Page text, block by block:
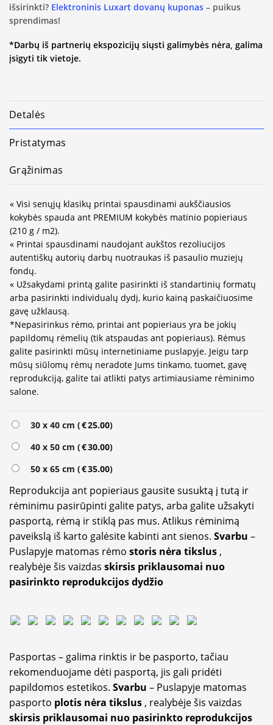
išsirinkti? Elektroninis Luxart dovanų kuponas – puikus
sprendimas!
*Darbų iš partnerių ekspozicijų siųsti galimybės nėra, galima
įsigyti tik vietoje.
Detalės
Pristatymas
Grąžinimas
« Visi senųjų klasikų printai spausdinami aukščiausios
kokybės spauda ant PREMIUM kokybės matinio popieriaus
(210 g / m2).
« Printai spausdinami naudojant aukštos rezoliucijos
autentiškų autorių darbų nuotraukas iš pasaulio muziejų
fondų.
« Užsakydami printą galite pasirinkti iš standartinių formatų
arba pasirinkti individualų dydį, kurio kainą paskaičiuosime
gavę užklausą.
*Nepasirinkus rėmo, printai ant popieriaus yra be jokių
papildomų rėmelių (tik atspaudas ant popieriaus). Rėmus
galite pasirinkti mūsų internetiniame puslapyje. Jeigu tarp
mūsų siūlomų rėmų neradote Jums tinkamo, tuomet, gavę
reprodukciją, galite tai atlikti patys artimiausiame rėminimo
salone.
30 x 40 cm (€25.00)
40 x 50 cm (€30.00)
50 x 65 cm (€35.00)
Reprodukcija ant popieriaus gausite susuktą į tutą ir
rėminimu pasirūpinti galite patys, arba galite užsakyti
pasportą, rėmą ir stiklą pas mus. Atlikus rėminimą
paveikslą iš karto galėsite kabinti ant sienos. Svarbu –
Puslapyje matomas rėmo storis nėra tikslus ,
realybėje šis vaizdas skirsis priklausomai nuo
pasirinkto reprodukcijos dydžio
Pasportas – galima rinktis ir be pasporto, tačiau
rekomenduojame dėti pasportą, jis gali pridėti
papildomos estetikos. Svarbu – Puslapyje matomas
pasporto plotis nėra tikslus , realybėje šis vaizdas
skirsis priklausomai nuo pasirinkto reprodukcijos
Alternative: